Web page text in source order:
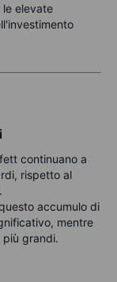
elevate
continuano a
rispetto al
accumulo di
mentre
grandi.